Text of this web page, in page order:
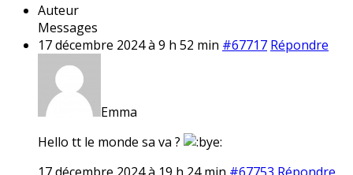
Auteur
Messages
17 décembre 2024 à 9 h 52 min #67717 Répondre
Emma
Hello tt le monde sa va ?